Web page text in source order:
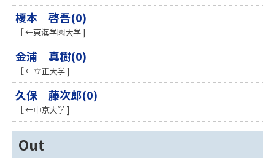
榎本 啓吾(0)
［ ←東海学園大学 ]
金浦 真樹(0)
［ ←立正大学 ]
久保 藤次郎(0)
［ ←中京大学 ]
Out